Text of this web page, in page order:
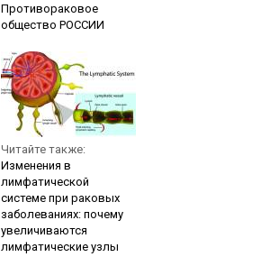
Противораковое
общество РОССИИ
Читайте также:
Изменения в
лимфатической
системе при раковых
заболеваниях: почему
увеличиваются
лимфатические узлы